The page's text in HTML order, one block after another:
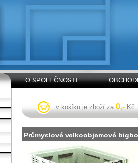
O SPOLEČNOSTI
v košíku je zboží za 0,- Kč
Průmyslové velkoobjemové